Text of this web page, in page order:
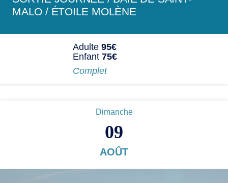
MALO / ÉTOILE MOLÈNE
Adulte 95€
Enfant 75€
Complet
Dimanche
09
AOÛT